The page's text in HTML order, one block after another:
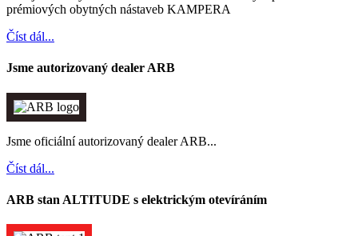
prémiových obytných nástaveb KAMPERA
Číst dál...
Jsme autorizovaný dealer ARB
Jsme oficiální autorizovaný dealer ARB...
Číst dál...
ARB stan ALTITUDE s elektrickým otevíráním